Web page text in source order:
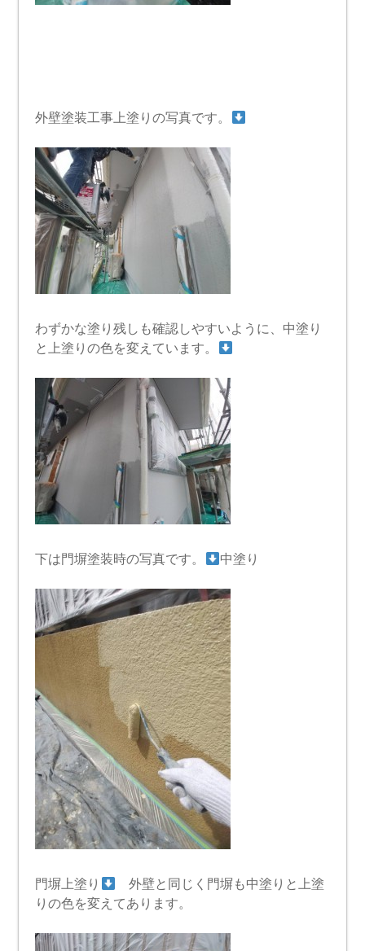
外壁塗装工事上塗りの写真です。
わずかな塗り残しも確認しやすいように、中塗り
と上塗りの色を変えています。
下は門塀塗装時の写真です。 中塗り
門塀上塗り
外壁と同じく門塀も中塗りと上塗
りの色を変えてあります。